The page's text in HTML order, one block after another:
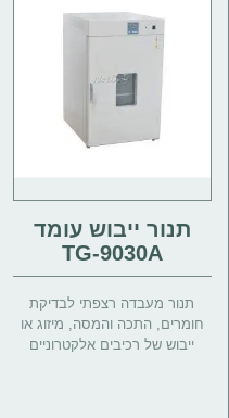
תנור ייבוש עומד
TG-9030A
תנור מעבדה רצפתי לבדיקת
חומרים, התכה והמסה, מיזוג או
ייבוש של רכיבים אלקטרוניים